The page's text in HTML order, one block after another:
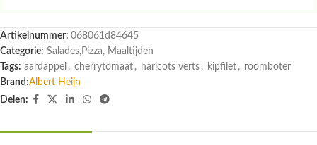
Artikelnummer: 068061d84645
Categorie: Salades,Pizza, Maaltijden
Tags: aardappel , cherrytomaat , haricots verts , kipfilet , roomboter
Brand:Albert Heijn
Delen: